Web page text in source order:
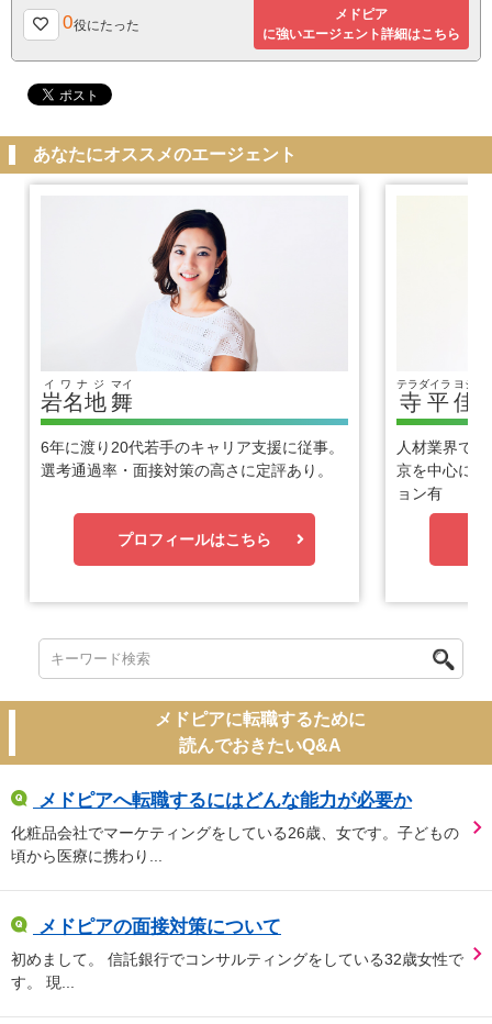
0役にたった
メドピア
に強いエージェント詳細はこちら
あなたにオススメのエージェント
岩名地
イワナジ
舞
マイ
6年に渡り20代若手のキャリア支援に従事。
選考通過率・面接対策の高さに定評あり。
プロフィールはこちら
寺平
テラダイラ
佳
ヨシヒ
人材業界で
京を中心に
ョン有
メドピアに転職するために
読んでおきたいQ&A
メドピアへ転職するにはどんな能力が必要か
化粧品会社でマーケティングをしている26歳、女です。子どもの
頃から医療に携わり...
メドピアの面接対策について
初めまして。 信託銀行でコンサルティングをしている32歳女性で
す。 現...